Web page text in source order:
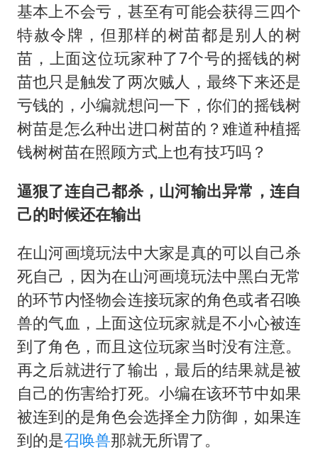
基本上不会亏，甚至有可能会获得三四个
特赦令牌，但那样的树苗都是别人的树
苗，上面这位玩家种了7个号的摇钱的树
苗也只是触发了两次贼人，最终下来还是
亏钱的，小编就想问一下，你们的摇钱树
树苗是怎么种出进口树苗的？难道种植摇
钱树树苗在照顾方式上也有技巧吗？
逼狠了连自己都杀，山河输出异常，连自
己的时候还在输出
在山河画境玩法中大家是真的可以自己杀
死自己，因为在山河画境玩法中黑白无常
的环节内怪物会连接玩家的角色或者召唤
兽的气血，上面这位玩家就是不小心被连
到了角色，而且这位玩家当时没有注意。
再之后就进行了输出，最后的结果就是被
自己的伤害给打死。小编在该环节中如果
被连到的是角色会选择全力防御，如果连
到的是召唤兽那就无所谓了。